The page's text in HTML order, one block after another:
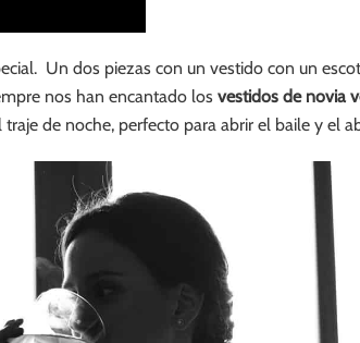
Un dos piezas con un vestido con un
nos han encantado los vestidos de novia
de noche, perfecto para abrir el baile y el